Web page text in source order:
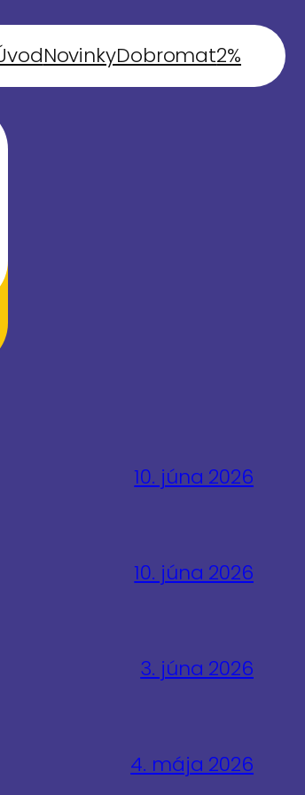
NovinkyDobromat2%
10. júna 2026
10. júna 2026
3. júna 2026
4. mája 2026